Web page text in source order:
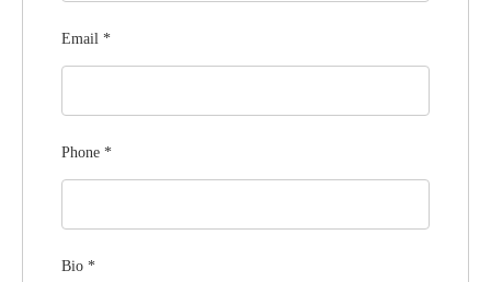
Email *
Phone *
Bio *